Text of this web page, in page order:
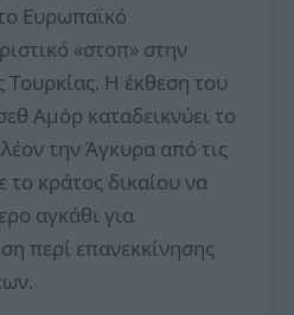
Ευρωπαϊκό
«στοπ» στην
Τουρκίας. Η έκθεση του
Αμόρ καταδεικνύει το
την Άγκυρα από τις
το κράτος δικαίου να
αγκάθι για
περί επανεκκίνησης